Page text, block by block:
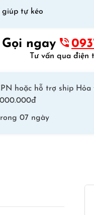
Dày
Sbart
1070
số
lượng
tự kéo
Gọi ngay
Tư vấn qua điện
hoặc hỗ trợ ship
07 ngày